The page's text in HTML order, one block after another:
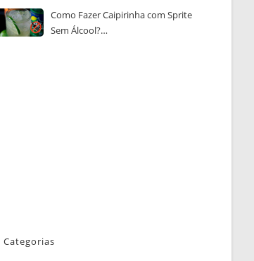
Como Fazer Caipirinha com Sprite
Sem Álcool?…
Categorias